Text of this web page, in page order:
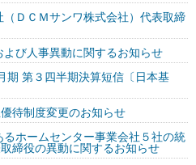
（ＤＣＭサンワ株式会社）代表取締
よび人事異動に関するお知らせ
期 第３四半期決算短信〔日本基
待制度変更のお知らせ
るホームセンター事業会社５社の統
締役の異動に関するお知らせ